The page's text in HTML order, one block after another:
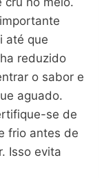
até que
reduzido
o sabor e
aguado.
se de
frio antes de
Isso evita